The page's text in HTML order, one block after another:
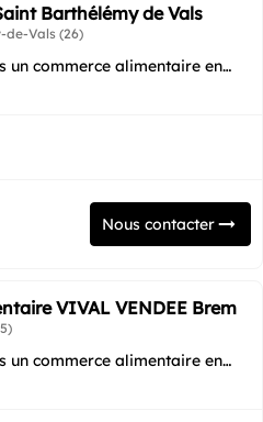
Barthélémy de Vals
de-Vals (26)
un commerce alimentaire en
? Cette...
Nous contacter
VIVAL VENDEE Brem
un commerce alimentaire en
? Cette...